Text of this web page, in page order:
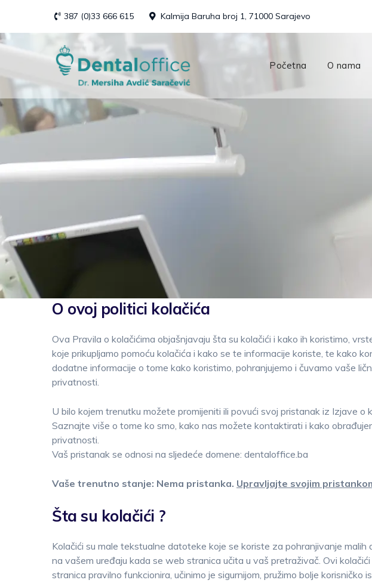
content
387 (0)33 666 615 Kalmija Baruha broj 1, 71000 Sarajevo
Početna O nama
O ovoj politici kolačića
Ova Pravila o kolačićima objašnjavaju šta su kolačići i kako ih koristimo,
koje prikupljamo pomoću kolačića i kako se te informacije koriste, te kako
dodatne informacije o tome kako koristimo, pohranjujemo i čuvamo vaše
privatnosti.
U bilo kojem trenutku možete promijeniti ili povući svoj pristanak iz Izjave o
Saznajte više o tome ko smo, kako nas možete kontaktirati i kako
privatnosti.
Vaš pristanak se odnosi na sljedeće domene: dentaloffice.ba
Vaše trenutno stanje: Nema pristanka. Upravljajte svojim
Šta su kolačići ?
Kolačići su male tekstualne datoteke koje se koriste za pohranjivanje malih
na vašem uređaju kada se web stranica učita u vaš pretraživač. Ovi
stranica pravilno funkcionira, učinimo je sigurnijom, pružimo bolje korisničko